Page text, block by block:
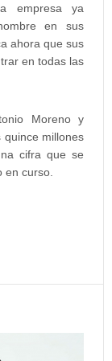
empresa ya
en sus
ahora que sus
en todas las
Moreno y
millones
cifra que se
en curso.